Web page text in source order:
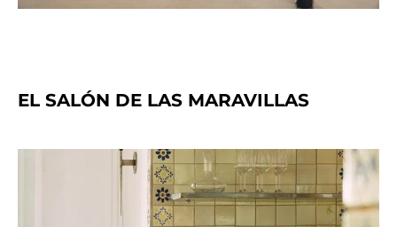
EL SALÓN DE LAS MARAVILLAS